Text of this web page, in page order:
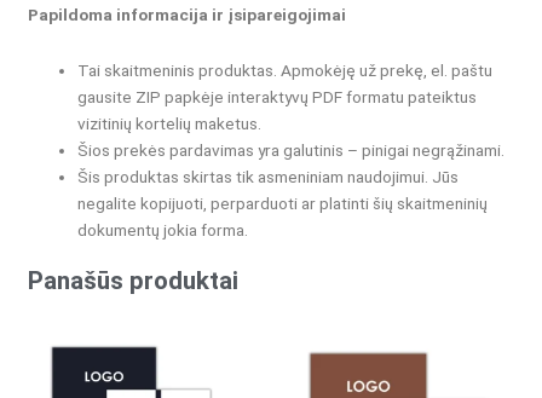
Papildoma informacija ir įsipareigojimai
Tai skaitmeninis produktas. Apmokėję už prekę, el. paštu
gausite ZIP papkėje interaktyvų PDF formatu pateiktus
vizitinių kortelių maketus.
Šios prekės pardavimas yra galutinis – pinigai negrąžinami.
Šis produktas skirtas tik asmeniniam naudojimui. Jūs
negalite kopijuoti, perparduoti ar platinti šių skaitmeninių
dokumentų jokia forma.
Panašūs produktai